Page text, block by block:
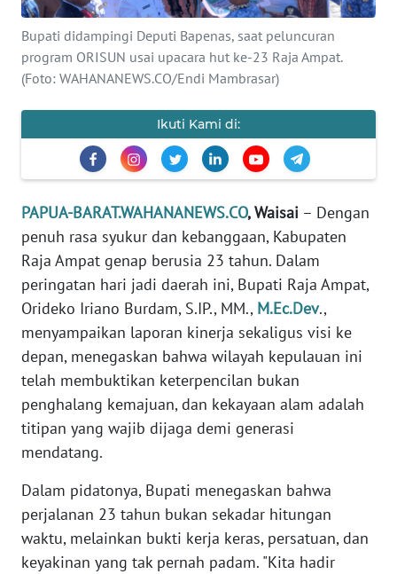
Bupati didampingi Deputi Bapenas, saat peluncuran
program ORISUN usai upacara hut ke-23 Raja Ampat.
(Foto: WAHANANEWS.CO/Endi Mambrasar)
Ikuti Kami di:
PAPUA-BARAT.WAHANANEWS.CO, Waisai – Dengan
penuh rasa syukur dan kebanggaan, Kabupaten
Raja Ampat genap berusia 23 tahun. Dalam
peringatan hari jadi daerah ini, Bupati Raja Ampat,
Orideko Iriano Burdam, S.IP., MM., M.Ec.Dev.,
menyampaikan laporan kinerja sekaligus visi ke
depan, menegaskan bahwa wilayah kepulauan ini
telah membuktikan keterpencilan bukan
penghalang kemajuan, dan kekayaan alam adalah
titipan yang wajib dijaga demi generasi
mendatang.
Dalam pidatonya, Bupati menegaskan bahwa
perjalanan 23 tahun bukan sekadar hitungan
waktu, melainkan bukti kerja keras, persatuan, dan
keyakinan yang tak pernah padam. "Kita hadir
INFO
IKLAN
KAMI
PEDOMAN
MEDIA
REDAKSI
KARIR
DISCLAIMER
Wahana
News
Regional
SUMUT
WN
JAKARTA